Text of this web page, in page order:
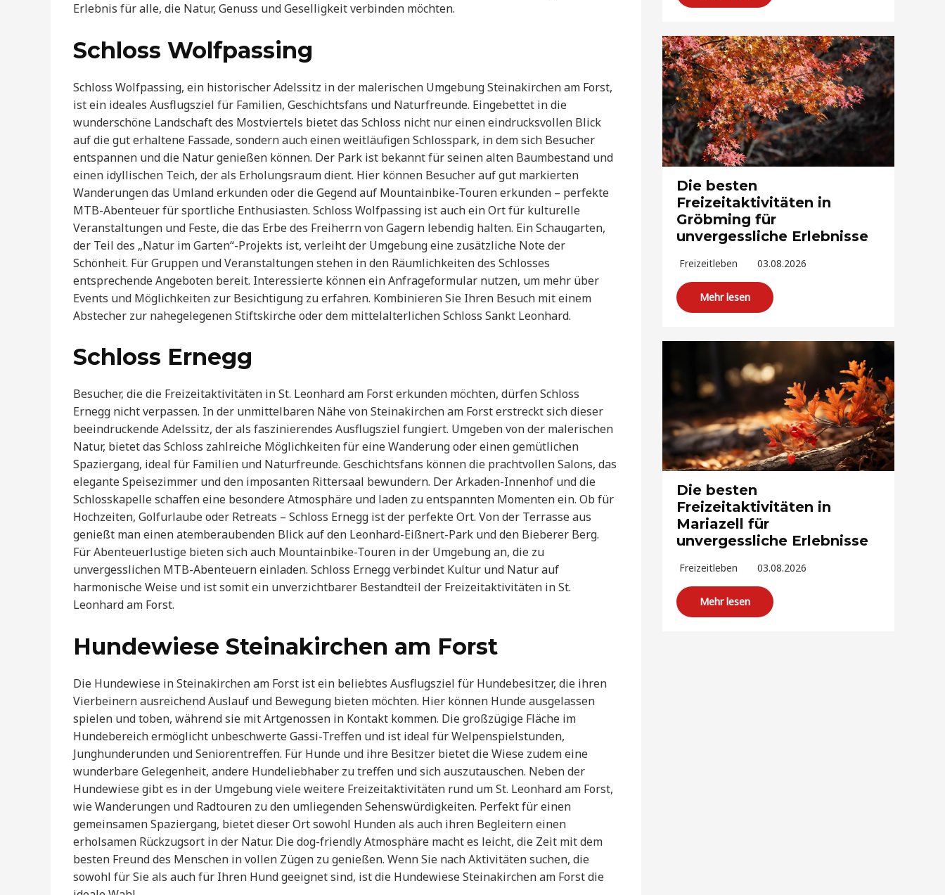
Erlebnis für alle, die Natur, Genuss und Geselligkeit verbinden möchten.
Schloss Wolfpassing
Schloss Wolfpassing, ein historischer Adelssitz in der malerischen Umgebung Steinakirchen am Forst,
ist ein ideales Ausflugsziel für Familien, Geschichtsfans und Naturfreunde. Eingebettet in die
wunderschöne Landschaft des Mostviertels bietet das Schloss nicht nur einen eindrucksvollen Blick
auf die gut erhaltene Fassade, sondern auch einen weitläufigen Schlosspark, in dem sich Besucher
entspannen und die Natur genießen können. Der Park ist bekannt für seinen alten Baumbestand und
einen idyllischen Teich, der als Erholungsraum dient. Hier können Besucher auf gut markierten
Wanderungen das Umland erkunden oder die Gegend auf Mountainbike-Touren erkunden – perfekte
MTB-Abenteuer für sportliche Enthusiasten. Schloss Wolfpassing ist auch ein Ort für kulturelle
Veranstaltungen und Feste, die das Erbe des Freiherrn von Gagern lebendig halten. Ein Schaugarten,
der Teil des „Natur im Garten“-Projekts ist, verleiht der Umgebung eine zusätzliche Note der
Schönheit. Für Gruppen und Veranstaltungen stehen in den Räumlichkeiten des Schlosses
entsprechende Angeboten bereit. Interessierte können ein Anfrageformular nutzen, um mehr über
Events und Möglichkeiten zur Besichtigung zu erfahren. Kombinieren Sie Ihren Besuch mit einem
Abstecher zur nahegelegenen Stiftskirche oder dem mittelalterlichen Schloss Sankt Leonhard.
Schloss Ernegg
Besucher, die die Freizeitaktivitäten in St. Leonhard am Forst erkunden möchten, dürfen Schloss
Ernegg nicht verpassen. In der unmittelbaren Nähe von Steinakirchen am Forst erstreckt sich dieser
beeindruckende Adelssitz, der als faszinierendes Ausflugsziel fungiert. Umgeben von der malerischen
Natur, bietet das Schloss zahlreiche Möglichkeiten für eine Wanderung oder einen gemütlichen
Spaziergang, ideal für Familien und Naturfreunde. Geschichtsfans können die prachtvollen Salons, das
elegante Speisezimmer und den imposanten Rittersaal bewundern. Der Arkaden-Innenhof und die
Schlosskapelle schaffen eine besondere Atmosphäre und laden zu entspannten Momenten ein. Ob für
Hochzeiten, Golfurlaube oder Retreats – Schloss Ernegg ist der perfekte Ort. Von der Terrasse aus
genießt man einen atemberaubenden Blick auf den Leonhard-Eißnert-Park und den Bieberer Berg.
Für Abenteuerlustige bieten sich auch Mountainbike-Touren in der Umgebung an, die zu
unvergesslichen MTB-Abenteuern einladen. Schloss Ernegg verbindet Kultur und Natur auf
harmonische Weise und ist somit ein unverzichtbarer Bestandteil der Freizeitaktivitäten in St.
Leonhard am Forst.
Hundewiese Steinakirchen am Forst
Die Hundewiese in Steinakirchen am Forst ist ein beliebtes Ausflugsziel für Hundebesitzer, die ihren
Vierbeinern ausreichend Auslauf und Bewegung bieten möchten. Hier können Hunde ausgelassen
spielen und toben, während sie mit Artgenossen in Kontakt kommen. Die großzügige Fläche im
Hundebereich ermöglicht unbeschwerte Gassi-Treffen und ist ideal für Welpenspielstunden,
Junghunderunden und Seniorentreffen. Für Hunde und ihre Besitzer bietet die Wiese zudem eine
wunderbare Gelegenheit, andere Hundeliebhaber zu treffen und sich auszutauschen. Neben der
Hundewiese gibt es in der Umgebung viele weitere Freizeitaktivitäten rund um St. Leonhard am Forst,
wie Wanderungen und Radtouren zu den umliegenden Sehenswürdigkeiten. Perfekt für einen
gemeinsamen Spaziergang, bietet dieser Ort sowohl Hunden als auch ihren Begleitern einen
erholsamen Rückzugsort in der Natur. Die dog-friendly Atmosphäre macht es leicht, die Zeit mit dem
besten Freund des Menschen in vollen Zügen zu genießen. Wenn Sie nach Aktivitäten suchen, die
sowohl für Sie als auch für Ihren Hund geeignet sind, ist die Hundewiese Steinakirchen am Forst die
Die besten
Freizeitaktivitäten in
Gröbming für
unvergessliche Erlebnisse
Freizeitleben 03.08.2026
Mehr lesen
Die besten
Freizeitaktivitäten in
Mariazell für
unvergessliche Erlebnisse
Freizeitleben 03.08.2026
Mehr lesen